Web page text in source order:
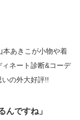
本あきこが小物や着
ネート診断&コーデ
の外大好評!!
んですね」